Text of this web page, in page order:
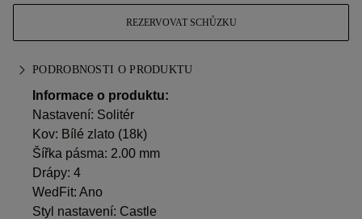
REZERVOVAT SCHŮZKU
PODROBNOSTI O PRODUKTU
Informace o produktu:
Nastavení: Solitér
Kov: Bílé zlato (18k)
Šířka pásma: 2.00 mm
Drápy: 4
WedFit: Ano
Styl nastavení: Castle